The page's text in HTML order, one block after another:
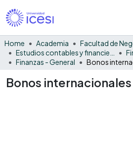
Home Academia
Finanzas - General
Bonos
Bonos internacionales